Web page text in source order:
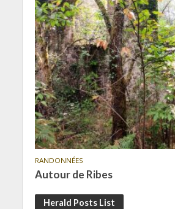
RANDONNÉES
Autour de Ribes
Herald Posts List